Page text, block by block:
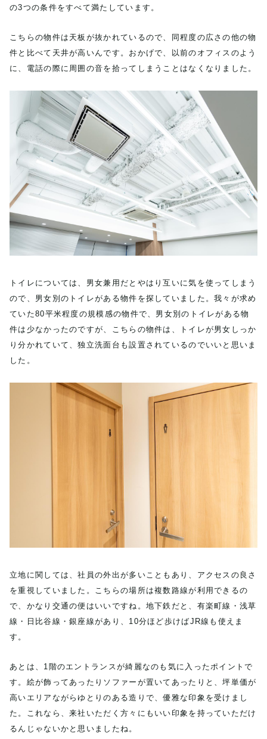
の3つの条件をすべて満たしています。
こちらの物件は天板が抜かれているので、同程度の広さの他の物
件と比べて天井が高いんです。おかげで、以前のオフィスのよう
に、電話の際に周囲の音を拾ってしまうことはなくなりました。
トイレについては、男女兼用だとやはり互いに気を使ってしまう
ので、男女別のトイレがある物件を探していました。我々が求め
ていた80平米程度の規模感の物件で、男女別のトイレがある物
件は少なかったのですが、こちらの物件は、トイレが男女しっか
り分かれていて、独立洗面台も設置されているのでいいと思いま
した。
立地に関しては、社員の外出が多いこともあり、アクセスの良さ
を重視していました。こちらの場所は複数路線が利用できるの
で、かなり交通の便はいいですね。地下鉄だと、有楽町線・浅草
線・日比谷線・銀座線があり、10分ほど歩けばJR線も使えま
す。
あとは、1階のエントランスが綺麗なのも気に入ったポイントで
す。絵が飾ってあったりソファーが置いてあったりと、坪単価が
高いエリアながらゆとりのある造りで、優雅な印象を受けまし
た。これなら、来社いただく方々にもいい印象を持っていただけ
るんじゃないかと思いましたね。